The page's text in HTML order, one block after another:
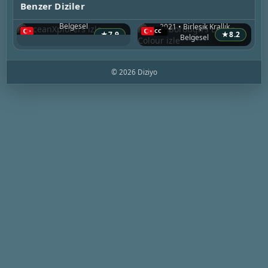
Benzer Diziler
★7.9
OceanXplorers
Belgesel
★8.2
2021 • Birleşik Krallık
Belgesel
© 2026 Diziyo